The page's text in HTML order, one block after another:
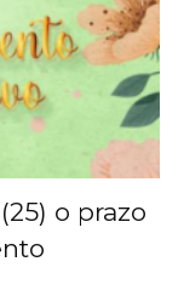
o prazo